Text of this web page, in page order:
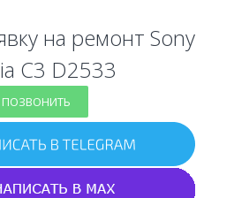
на ремонт Sony
C3 D2533
ПОЗВОНИТЬ